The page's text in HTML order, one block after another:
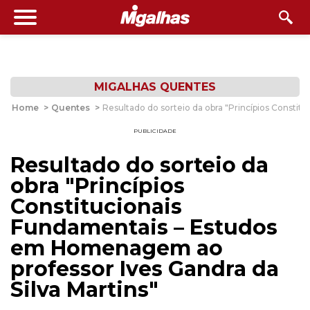
MIGALHAS QUENTES
Home > Quentes > Resultado do sorteio da obra "Princípios
PUBLICIDADE
Resultado do sorteio da
obra "Princípios
Constitucionais
Fundamentais – Estudos
em Homenagem ao
professor Ives Gandra da
Silva Martins"